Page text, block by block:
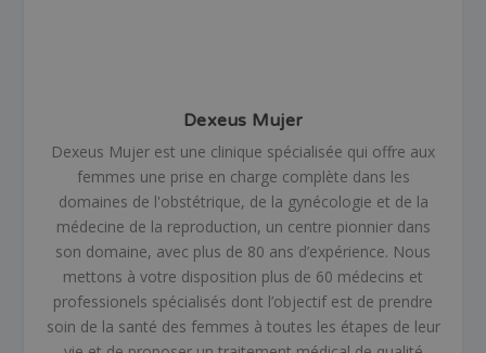
Dexeus Mujer
Dexeus Mujer est une clinique spécialisée qui offre aux
femmes une prise en charge complète dans les
domaines de l'obstétrique, de la gynécologie et de la
médecine de la reproduction, un centre pionnier dans
son domaine, avec plus de 80 ans d’expérience. Nous
mettons à votre disposition plus de 60 médecins et
professionels spécialisés dont l’objectif est de prendre
soin de la santé des femmes à toutes les étapes de leur